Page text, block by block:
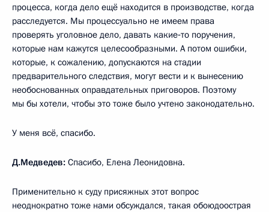
процесса, когда дело ещё находится в производстве, когда
расследуется. Мы процессуально не имеем права
проверять уголовное дело, давать какие‑то поручения,
которые нам кажутся целесообразными. А потом ошибки,
которые, к сожалению, допускаются на стадии
предварительного следствия, могут вести и к вынесению
необоснованных оправдательных приговоров. Поэтому
мы бы хотели, чтобы это тоже было учтено законодательно.
У меня всё, спасибо.
Д.Медведев: Спасибо, Елена Леонидовна.
Применительно к суду присяжных этот вопрос
неоднократно тоже нами обсуждался, такая обоюдоострая